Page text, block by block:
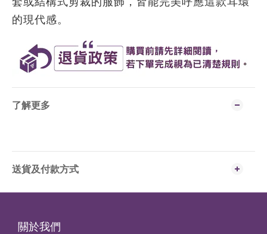
的現代感。
了解更多
送貨及付款方式
關於我們